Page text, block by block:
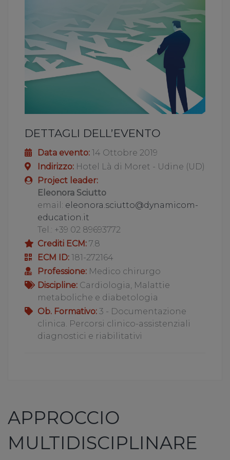
DETTAGLI DELL’EVENTO
Data evento: 14 Ottobre 2019
Indirizzo: Hotel Là di Moret - Udine (UD)
Project leader:
Eleonora Sciutto
email: eleonora.sciutto@dynamicom-
education.it
Tel.: +39 02 89693772
Crediti ECM: 7.8
ECM ID: 181-272164
Professione: Medico chirurgo
Discipline: Cardiologia, Malattie
metaboliche e diabetologia
Ob. Formativo: 3 - Documentazione
clinica. Percorsi clinico-assistenziali
diagnostici e riabilitativi
APPROCCIO
MULTIDISCIPLINARE